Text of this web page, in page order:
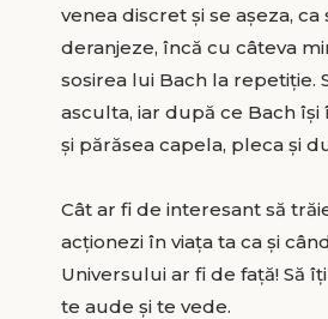
venea discret și se așeza, ca
deranjeze, încă cu câteva
sosirea lui Bach la repetiție.
asculta, iar după ce Bach
și părăsea capela, pleca și
Cât ar fi de interesant să
acționezi în viața ta ca și
Universului ar fi de față! Să
te aude și te vede.